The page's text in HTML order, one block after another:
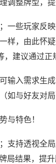
一些玩家反
样，由此怀
建议通过正
输入需求生
如与好友对
与特色！
支持透视全
局结果，提升